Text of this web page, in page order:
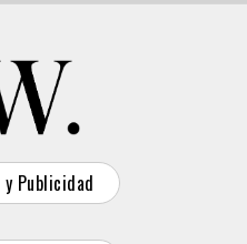
y Publicidad